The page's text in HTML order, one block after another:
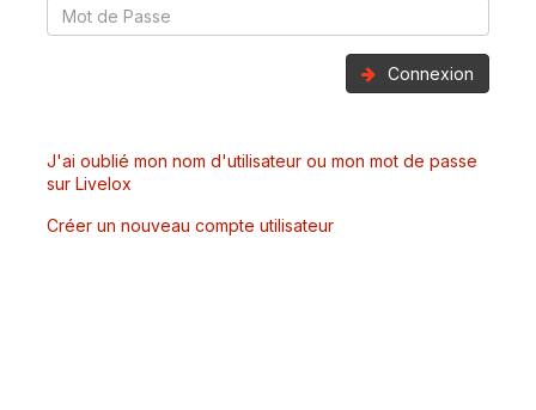
Connexion
J'ai oublié mon nom d'utilisateur ou mon mot de passe
sur Livelox
Créer un nouveau compte utilisateur